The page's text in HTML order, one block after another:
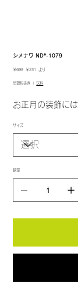
シメナワ ND*-1079
元
価
￥698
セ
ル
格
￥231 より
消費税抜き | 送料
お正月の装飾に
サイズ
数量